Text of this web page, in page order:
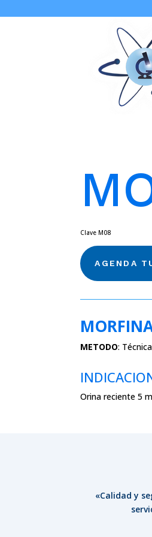
Clave M08
AGENDA
METODO:
Orina reciente 5
«Calidad y